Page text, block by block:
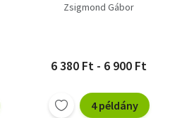
Zsigmond Gábor
6 380 Ft - 6 900 Ft
4 példány